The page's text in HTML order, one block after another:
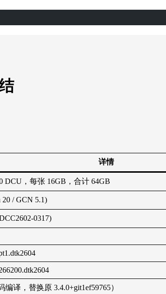
详情
DCU，每张 16GB，合计 64GB
20 / GCN 5.1)
0317)
编译，替换原 3.4.0+git1ef59765）